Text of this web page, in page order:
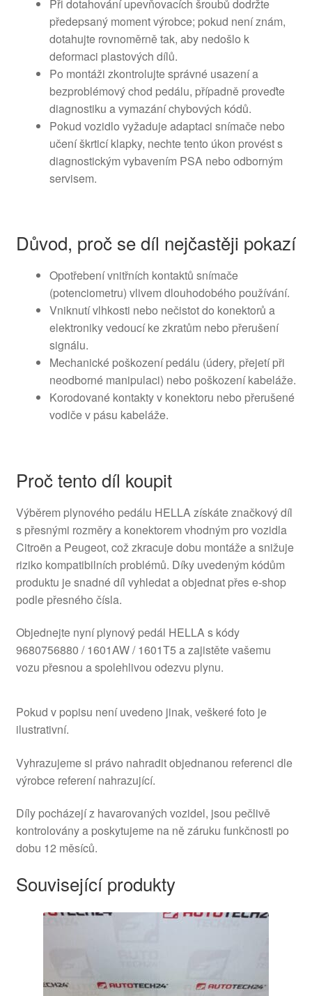
Při dotahování upevňovacích šroubů dodržte
předepsaný moment výrobce; pokud není znám,
dotahujte rovnoměrně tak, aby nedošlo k
deformaci plastových dílů.
Po montáži zkontrolujte správné usazení a
bezproblémový chod pedálu, případně proveďte
diagnostiku a vymazání chybových kódů.
Pokud vozidlo vyžaduje adaptaci snímače nebo
učení škrticí klapky, nechte tento úkon provést s
diagnostickým vybavením PSA nebo odborným
servisem.
Důvod, proč se díl nejčastěji pokazí
Opotřebení vnitřních kontaktů snímače
(potenciometru) vlivem dlouhodobého používání.
Vniknutí vlhkosti nebo nečistot do konektorů a
elektroniky vedoucí ke zkratům nebo přerušení
signálu.
Mechanické poškození pedálu (údery, přejetí při
neodborné manipulaci) nebo poškození kabeláže.
Korodované kontakty v konektoru nebo přerušené
vodiče v pásu kabeláže.
Proč tento díl koupit
Výběrem plynového pedálu HELLA získáte značkový díl
s přesnými rozměry a konektorem vhodným pro vozidla
Citroën a Peugeot, což zkracuje dobu montáže a snižuje
riziko kompatibilních problémů. Díky uvedeným kódům
produktu je snadné díl vyhledat a objednat přes e-shop
podle přesného čísla.
Objednejte nyní plynový pedál HELLA s kódy
9680756880 / 1601AW / 1601T5 a zajistěte vašemu
vozu přesnou a spolehlivou odezvu plynu.
Pokud v popisu není uvedeno jinak, veškeré foto je
ilustrativní.
Vyhrazujeme si právo nahradit objednanou referenci dle
výrobce referení nahrazující.
Díly pocházejí z havarovaných vozidel, jsou pečlivě
kontrolovány a poskytujeme na ně záruku funkčnosti po
dobu 12 měsíců.
Související produkty